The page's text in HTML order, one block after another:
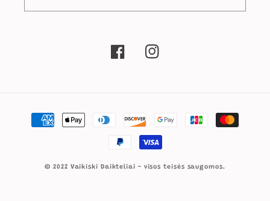
„Facebook“„Instagram“
Mokėjimo
© 2022 Vaikiski Daikteliai - visos teisės saugomos.